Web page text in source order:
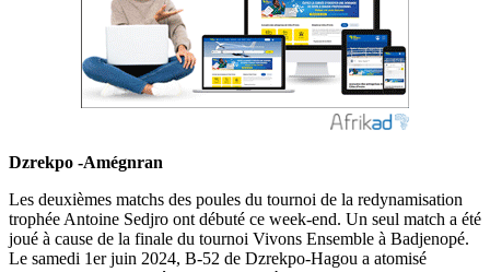
Dzrekpo -Amégnran
Les deuxièmes matchs des poules du tournoi de la redynamisation
trophée Antoine Sedjro ont débuté ce week-end. Un seul match a été
joué à cause de la finale du tournoi Vivons Ensemble à Badjenopé.
Le samedi 1er juin 2024, B-52 de Dzrekpo-Hagou a atomisé